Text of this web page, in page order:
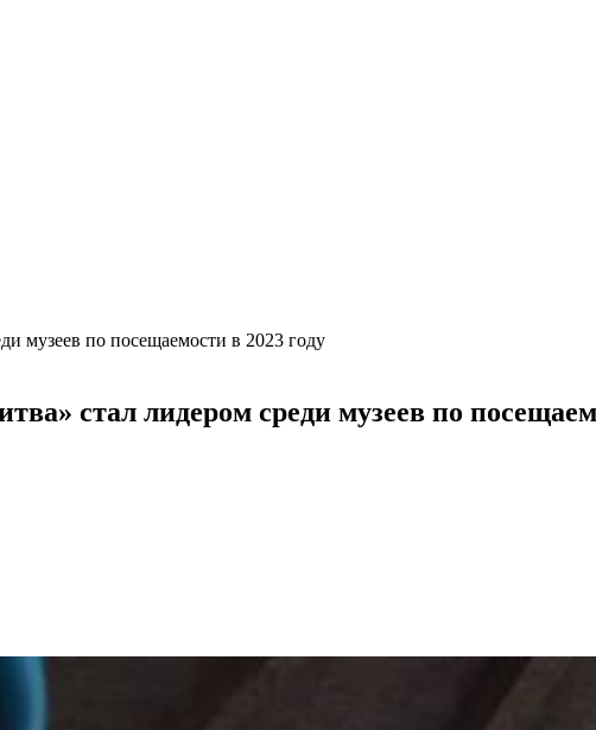
музеев по посещаемости в 2023 году
стал лидером среди музеев по